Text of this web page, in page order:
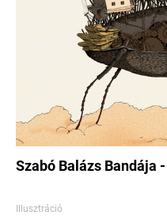
Szabó Balázs Bandája
Illusztráció